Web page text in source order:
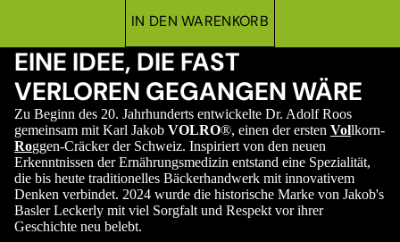
IN DEN WARENKORB
EINE IDEE, DIE FAST
VERLOREN GEGANGEN WÄRE
Zu Beginn des 20. Jahrhunderts entwickelte Dr. Adolf Roos
gemeinsam mit Karl Jakob VOLRO®, einen der ersten Vollkorn-
Roggen-Cräcker der Schweiz. Inspiriert von den neuen
Erkenntnissen der Ernährungsmedizin entstand eine Spezialität,
die bis heute traditionelles Bäckerhandwerk mit innovativem
Denken verbindet. 2024 wurde die historische Marke von Jakob's
Basler Leckerly mit viel Sorgfalt und Respekt vor ihrer
Geschichte neu belebt.